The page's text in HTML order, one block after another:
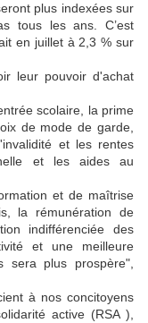
plus indexées sur
tous les ans. C’est
en juillet à 2,3 % sur
leur pouvoir d'achat
scolaire, la prime
de mode de garde,
et les rentes
et les aides au
et de maîtrise
la rémunération de
indifférenciée des
et une meilleure
sera plus prospère",
à nos concitoyens
active (RSA ),